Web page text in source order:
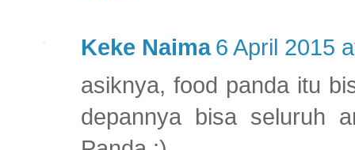
Keke Naima 6 April 2015
asiknya, food panda itu
depannya bisa seluruh